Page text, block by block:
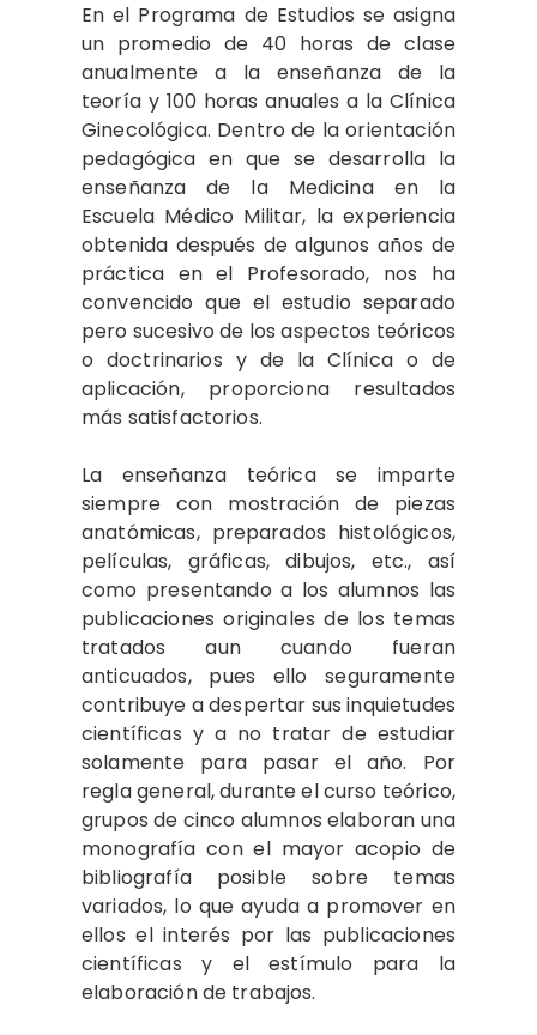
En el Programa de Estudios se asigna
un promedio de 40 horas de clase
anualmente a la enseñanza de la
teoría y 100 horas anuales a la Clínica
Ginecológica. Dentro de la orientación
pedagógica en que se desarrolla la
enseñanza de la Medicina en la
Escuela Médico Militar, la experiencia
obtenida después de algunos años de
práctica en el Profesorado, nos ha
convencido que el estudio separado
pero sucesivo de los aspectos teóricos
o doctrinarios y de la Clínica o de
aplicación, proporciona resultados
más satisfactorios.
La enseñanza teórica se imparte
siempre con mostración de piezas
anatómicas, preparados histológicos,
películas, gráficas, dibujos, etc., así
como presentando a los alumnos las
publicaciones originales de los temas
tratados aun cuando fueran
anticuados, pues ello seguramente
contribuye a despertar sus inquietudes
científicas y a no tratar de estudiar
solamente para pasar el año. Por
regla general, durante el curso teórico,
grupos de cinco alumnos elaboran una
monografía con el mayor acopio de
bibliografía posible sobre temas
variados, lo que ayuda a promover en
ellos el interés por las publicaciones
científicas y el estímulo para la
elaboración de trabajos.